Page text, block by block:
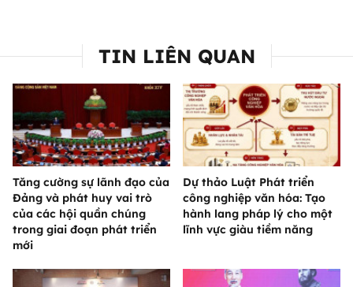
TIN LIÊN QUAN
Tăng cường sự lãnh đạo của
Đảng và phát huy vai trò
của các hội quần chúng
trong giai đoạn phát triển
mới
Dự thảo Luật Phát triển
công nghiệp văn hóa: Tạo
hành lang pháp lý cho một
lĩnh vực giàu tiềm năng